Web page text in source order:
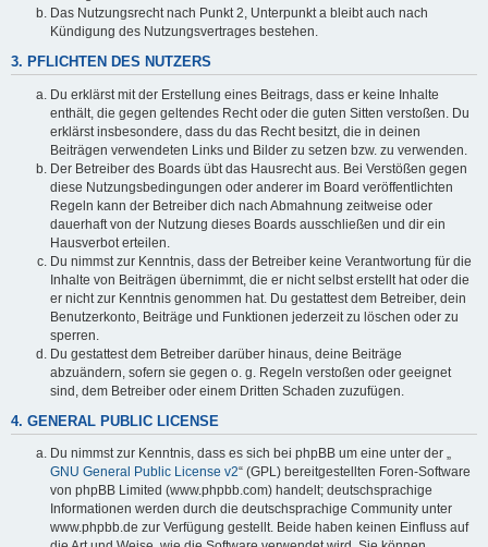
Das Nutzungsrecht nach Punkt 2, Unterpunkt a bleibt auch nach
Kündigung des Nutzungsvertrages bestehen.
3. PFLICHTEN DES NUTZERS
Du erklärst mit der Erstellung eines Beitrags, dass er keine Inhalte
enthält, die gegen geltendes Recht oder die guten Sitten verstoßen. Du
erklärst insbesondere, dass du das Recht besitzt, die in deinen
Beiträgen verwendeten Links und Bilder zu setzen bzw. zu verwenden.
Der Betreiber des Boards übt das Hausrecht aus. Bei Verstößen gegen
diese Nutzungsbedingungen oder anderer im Board veröffentlichten
Regeln kann der Betreiber dich nach Abmahnung zeitweise oder
dauerhaft von der Nutzung dieses Boards ausschließen und dir ein
Hausverbot erteilen.
Du nimmst zur Kenntnis, dass der Betreiber keine Verantwortung für die
Inhalte von Beiträgen übernimmt, die er nicht selbst erstellt hat oder die
er nicht zur Kenntnis genommen hat. Du gestattest dem Betreiber, dein
Benutzerkonto, Beiträge und Funktionen jederzeit zu löschen oder zu
sperren.
Du gestattest dem Betreiber darüber hinaus, deine Beiträge
abzuändern, sofern sie gegen o. g. Regeln verstoßen oder geeignet
sind, dem Betreiber oder einem Dritten Schaden zuzufügen.
4. GENERAL PUBLIC LICENSE
Du nimmst zur Kenntnis, dass es sich bei phpBB um eine unter der „
GNU General Public License v2“ (GPL) bereitgestellten Foren-Software
von phpBB Limited (www.phpbb.com) handelt; deutschsprachige
Informationen werden durch die deutschsprachige Community unter
www.phpbb.de zur Verfügung gestellt. Beide haben keinen Einfluss auf